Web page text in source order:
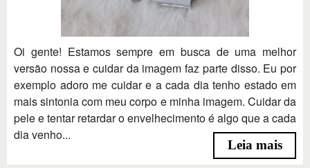
Oi gente! Estamos sempre em busca de uma melhor
versão nossa e cuidar da imagem faz parte disso. Eu por
exemplo adoro me cuidar e a cada dia tenho estado em
mais sintonia com meu corpo e minha imagem. Cuidar da
pele e tentar retardar o envelhecimento é algo que a cada
dia venho...
Leia mais